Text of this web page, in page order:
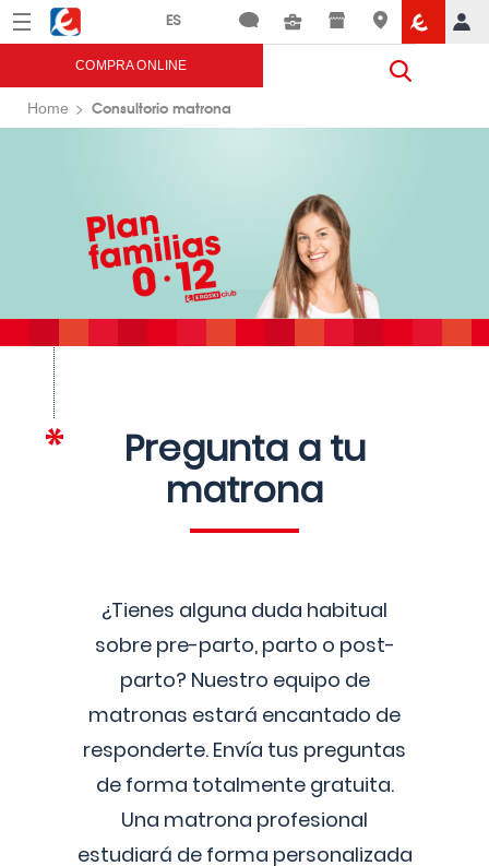
Menú Eroski
COMPRA ONLINE
Home Consultorio matrona
Pregunta a tu
matrona
¿Tienes alguna duda habitual
sobre pre-parto, parto o post-
parto? Nuestro equipo de
matronas estará encantado de
responderte. Envía tus preguntas
de forma totalmente gratuita.
Una matrona profesional
estudiará de forma personalizada